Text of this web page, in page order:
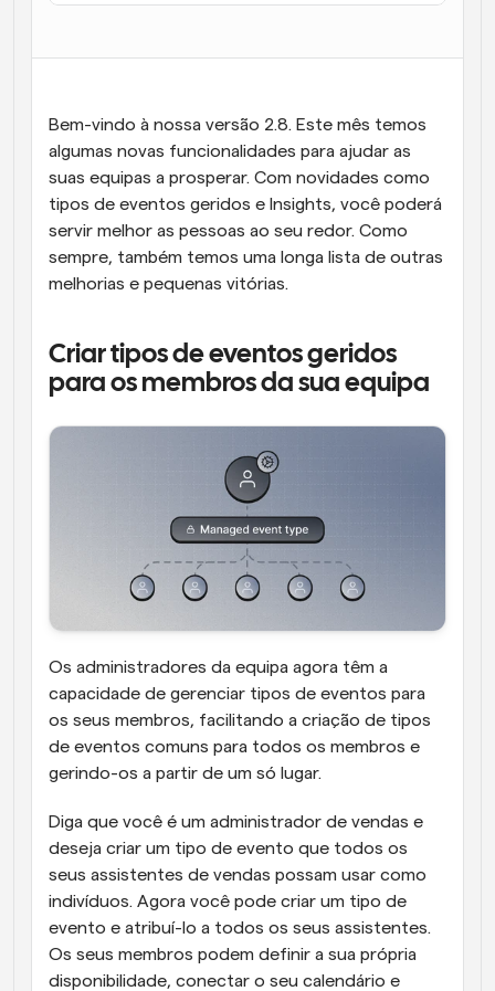
Agendamento potenciado com chamadas
impulsionadas por IA
Automatizar agendamento e lembretes
Mantenha-se atualizado com as últimas notícias e
atualizações
Reuniões Instantâneas
Reunião com clientes em minutos
Links de Grupo Dinâmico
Agende reuniões de forma fluida com várias pessoas
Webhooks
Receba notificações quando algo acontecer
Bem-vindo à nossa versão 2.8. Este mês temos
algumas novas funcionalidades para ajudar as
suas equipas a prosperar. Com novidades como
tipos de eventos geridos e Insights, você poderá
servir melhor as pessoas ao seu redor. Como
sempre, também temos uma longa lista de outras
melhorias e pequenas vitórias.
Criar tipos de eventos geridos
para os membros da sua equipa
Os administradores da equipa agora têm a
capacidade de gerenciar tipos de eventos para
os seus membros, facilitando a criação de tipos
de eventos comuns para todos os membros e
gerindo-os a partir de um só lugar.
Diga que você é um administrador de vendas e
deseja criar um tipo de evento que todos os
seus assistentes de vendas possam usar como
indivíduos. Agora você pode criar um tipo de
evento e atribuí-lo a todos os seus assistentes.
Os seus membros podem definir a sua própria
disponibilidade, conectar o seu calendário e